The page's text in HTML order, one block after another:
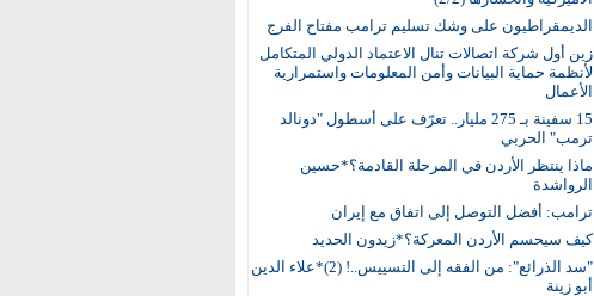
الديمقراطيون على وشك تسليم ترامب مفتاح الفرج
زين أول شركة اتصالات تنال الاعتماد الدولي المتكامل
لأنظمة حماية البيانات وأمن المعلومات واستمرارية
الأعمال
15 سفينة بـ 275 مليار.. تعرّف على أسطول "دونالد
ترمب" الحربي
ماذا ينتظر الأردن في المرحلة القادمة؟*حسين
الرواشدة
ترامب: أفضل التوصل إلى اتفاق مع إيران
كيف سيحسم الأردن المعركة؟*زيدون الحديد
"سد الذرائع": من الفقه إلى التسييس..! (2)*علاء الدين
أبو زينة